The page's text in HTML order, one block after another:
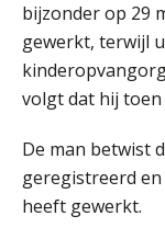
bijzonder op 29
gewerkt, terwijl
volgt dat hij
De man betwist
geregistreerd
heeft gewerkt.
25
AUG
AUG
26